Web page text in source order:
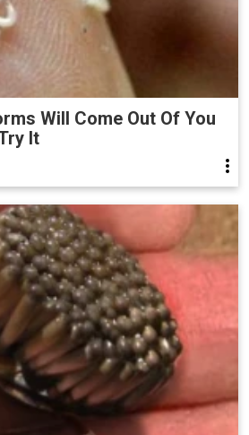
Will Come Out Of You
It